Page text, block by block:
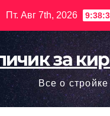
Пт. Авг 7th, 2026
за
Все о стройке